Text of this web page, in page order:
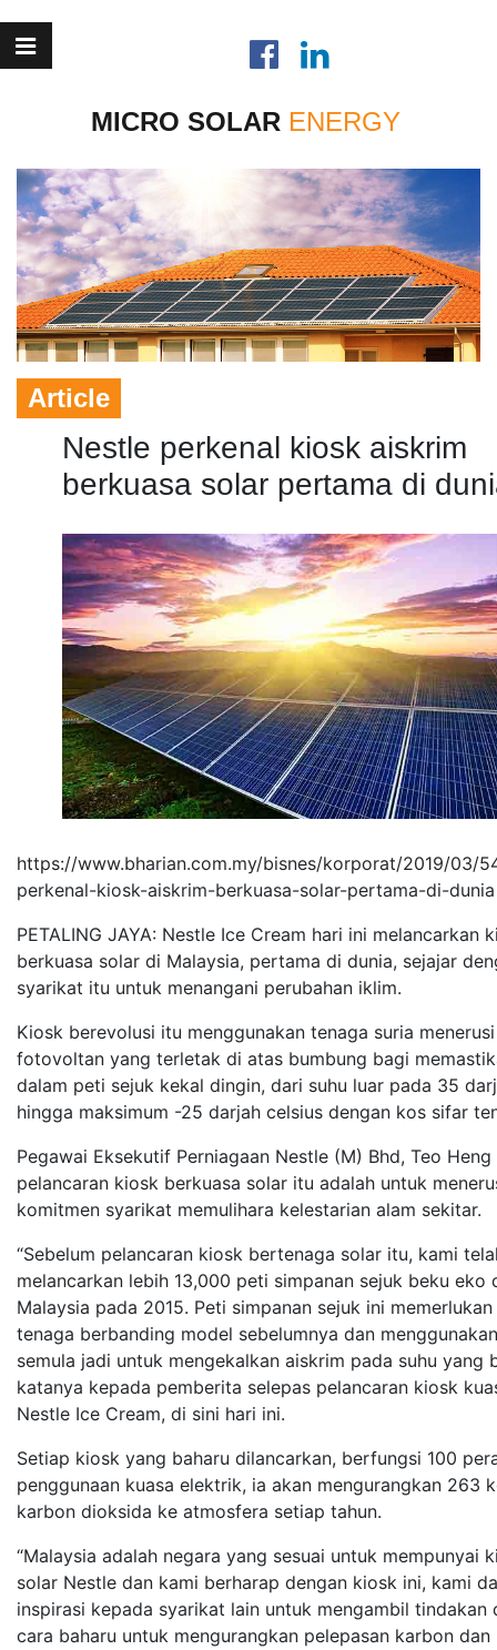
MICRO SOLAR
Article
Nestle perkenal kiosk aiskrim
berkuasa solar pertama di
https://www.bharian.com.my/bisnes/korporat/2019/03/
perkenal-kiosk-aiskrim-berkuasa-solar-pertama-di-dunia
PETALING JAYA: Nestle Ice Cream hari ini melancarkan
berkuasa solar di Malaysia, pertama di dunia, sejajar
syarikat itu untuk menangani perubahan iklim.
Kiosk berevolusi itu menggunakan tenaga suria
fotovoltan yang terletak di atas bumbung bagi
dalam peti sejuk kekal dingin, dari suhu luar pada 35
hingga maksimum -25 darjah celsius dengan kos sifar
Pegawai Eksekutif Perniagaan Nestle (M) Bhd, Teo
pelancaran kiosk berkuasa solar itu adalah untuk
komitmen syarikat memulihara kelestarian alam sekitar.
“Sebelum pelancaran kiosk bertenaga solar itu, kami
melancarkan lebih 13,000 peti simpanan sejuk beku eko
Malaysia pada 2015. Peti simpanan sejuk ini
tenaga berbanding model sebelumnya dan
semula jadi untuk mengekalkan aiskrim pada suhu yang
katanya kepada pemberita selepas pelancaran kiosk
Nestle Ice Cream, di sini hari ini.
Setiap kiosk yang baharu dilancarkan, berfungsi 100
penggunaan kuasa elektrik, ia akan mengurangkan 263
karbon dioksida ke atmosfera setiap tahun.
“Malaysia adalah negara yang sesuai untuk mempunyai
solar Nestle dan kami berharap dengan kiosk ini, kami
inspirasi kepada syarikat lain untuk mengambil tindakan
cara baharu untuk mengurangkan pelepasan karbon dan